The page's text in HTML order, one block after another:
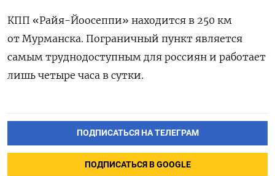
КПП «Райя-Йоосеппи» находится в 250 км
от Мурманска. Пограничный пункт является
самым труднодоступным для россиян и работает
лишь четыре часа в сутки.
ПОДПИСАТЬСЯ НА ТЕЛЕГРАМ
ПОДПИСАТЬСЯ В GOOGLE